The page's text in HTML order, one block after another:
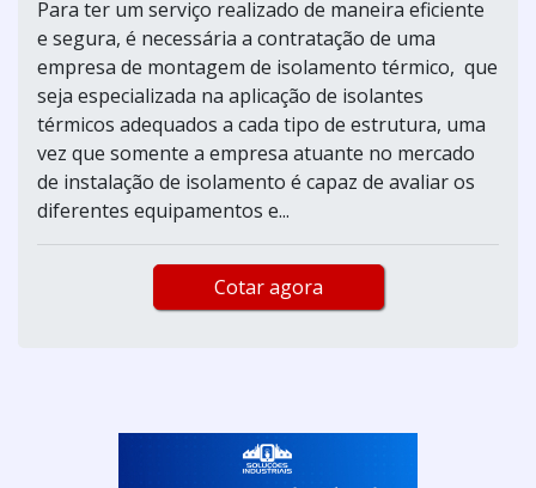
Para ter um serviço realizado de maneira eficiente
e segura, é necessária a contratação de uma
empresa de montagem de isolamento térmico, que
seja especializada na aplicação de isolantes
térmicos adequados a cada tipo de estrutura, uma
vez que somente a empresa atuante no mercado
de instalação de isolamento é capaz de avaliar os
diferentes equipamentos e...
Cotar agora